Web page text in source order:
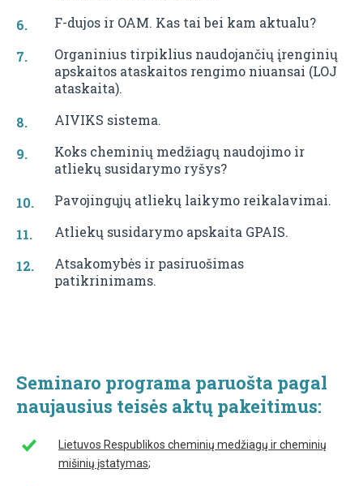
F-dujos ir OAM. Kas tai bei kam aktualu?
Organinius tirpiklius naudojančių įrenginių
apskaitos ataskaitos rengimo niuansai (LOJ
ataskaita).
AIVIKS sistema.
Koks cheminių medžiagų naudojimo ir
atliekų susidarymo ryšys?
Pavojingųjų atliekų laikymo reikalavimai.
Atliekų susidarymo apskaita GPAIS.
Atsakomybės ir pasiruošimas
patikrinimams.
Seminaro programa paruošta pagal
naujausius teisės aktų pakeitimus:
Lietuvos Respublikos cheminių medžiagų ir cheminių
mišinių įstatymas;